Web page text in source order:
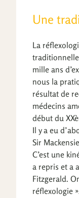
Une
La
mille ans
nous la
résultat de
médecins
début du
Il y a eu
Sir
C’est une
a repris et a
Fitzgerald.
réflexologie